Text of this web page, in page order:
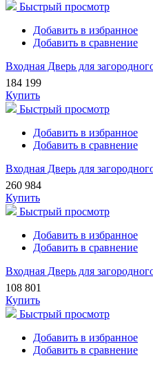
Быстрый просмотр
Добавить в избранное
Добавить в сравнение
Входная Дверь для
184 199
Купить
Быстрый просмотр
Добавить в избранное
Добавить в сравнение
Входная Дверь для
260 984
Купить
Быстрый просмотр
Добавить в избранное
Добавить в сравнение
Входная Дверь для
108 801
Купить
Быстрый просмотр
Добавить в избранное
Добавить в сравнение